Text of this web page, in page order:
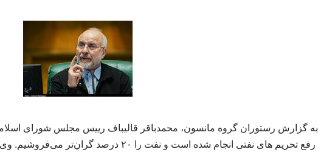
به گزارش رستوران گروه مانسون، محمدباقر قالیباف رییس مجلس شورای
رفع تحریم های نفتی انجام شده است و نفت را ۲۰